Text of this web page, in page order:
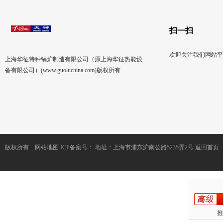
上海华征特种锅炉制造有限公司（原上海华征热能设
备有限公司）(www.guoluchina.com)版权所有
扫一扫
欢迎关注我们网站
版权所有 网站地图 ICP备案号： 地址：上海市浦东沪南公路5235弄2号 返回首页